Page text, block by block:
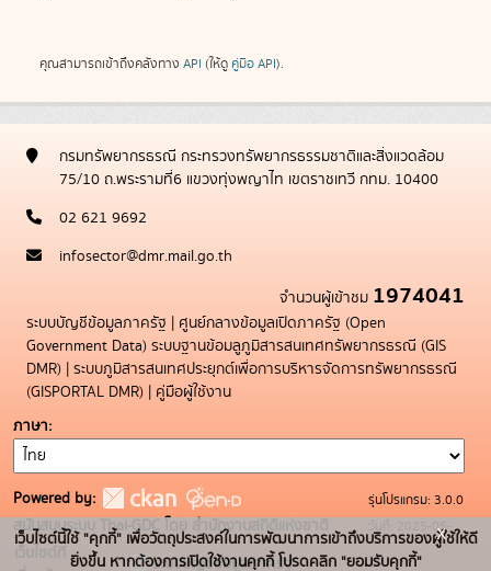
คุณสามารถเข้าถึงคลังทาง API (ให้ดู คู่มือ API).
กรมทรัพยากรธรณี กระทรวงทรัพยากรธรรมชาติและสิ่งแวดล้อม
75/10 ถ.พระรามที่6 แขวงทุ่งพญาไท เขตราชเทวี กทม. 10400
02 621 9692
infosector@dmr.mail.go.th
จำนวนผู้เข้าชม 1974041
ระบบบัญชีข้อมูลภาครัฐ | ศูนย์กลางข้อมูลเปิดภาครัฐ (Open
Government Data) ระบบฐานข้อมลูภูมิสารสนเทศทรัพยากรธรณี (GIS
DMR) | ระบบภูมิสารสนเทศประยุกต์เพื่อการบริหารจัดการทรัพยากรธรณี
(GISPORTAL DMR) | คู่มือผู้ใช้งาน
ภาษา
Powered by:
สนับสนุนระบบ Thai-GDC โดย สำนักงานสถิติแห่งชาติ
เว็บไซต์ที่
ระบบบัญชีข้อมูลภาครัฐ
รุ่นโปรแกรม: 3.0.0
วันที่: 2025-05-
19
เว็บไซต์นี้ใช้ "คุกกี้" เพื่อวัตถุประสงค์ในการพัฒนาการเข้าถึงบริการของผู้ใช้ให้ดี
ยิ่งขึ้น หากต้องการเปิดใช้งานคุกกี้ โปรดคลิก "ยอมรับคุกกี้"
x